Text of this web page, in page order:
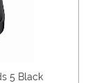
5 Black